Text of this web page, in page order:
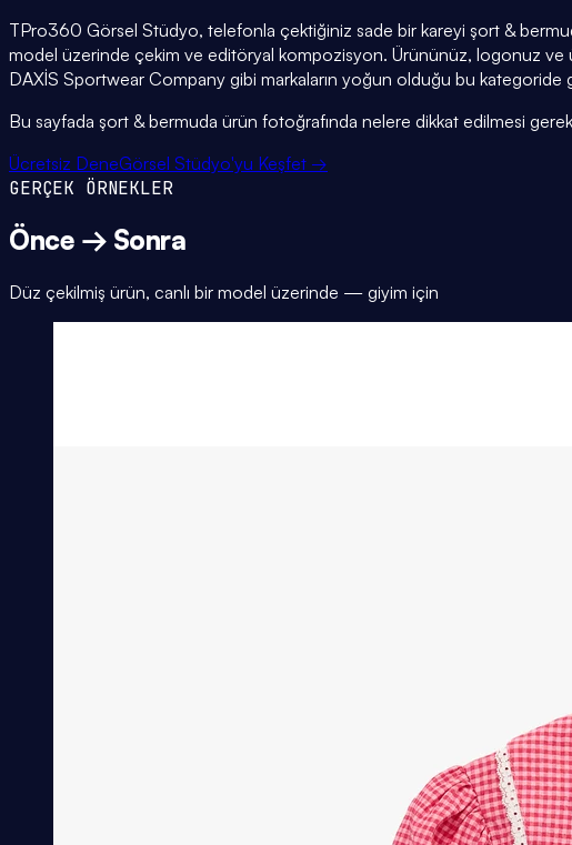
TPro360 Görsel Stüdyo, telefonla çektiğiniz sade bir kareyi şort &
model üzerinde çekim ve editöryal kompozisyon. Ürününüz, logonuz
DAXİS Sportwear Company gibi markaların yoğun olduğu bu kategoride
Bu sayfada şort & bermuda ürün fotoğrafında nelere dikkat edilmesi
Ücretsiz DeneGörsel Stüdyo'yu Keşfet →
GERÇEK ÖRNEKLER
Önce → Sonra
Düz çekilmiş ürün, canlı bir model üzerinde — giyim için